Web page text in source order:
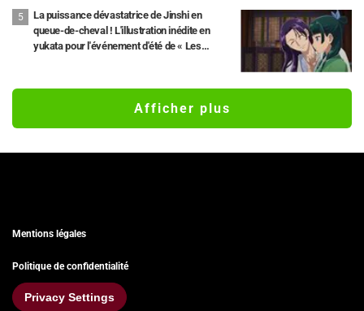
La puissance dévastatrice de Jinshi en
queue-de-cheval ! L'illustration inédite en
yukata pour l'événement d'été de « Les
l'immortaliser sur une fresque »
Afficher plus
Mentions légales
Politique de confidentialité
Privacy Settings